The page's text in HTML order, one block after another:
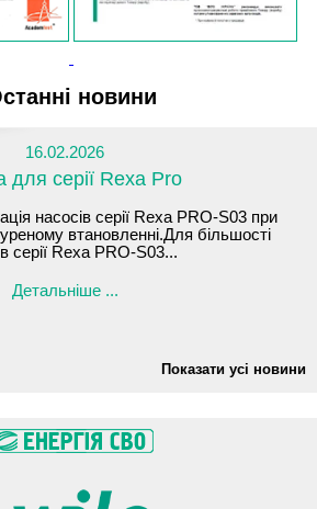
новини
16.02.2026
для серії Rexa Pro
насосів серії Rexa PRO-S03 при
втановленні.Для більшості
серії Rexa PRO-S03...
Детальніше ...
Показати усі новини